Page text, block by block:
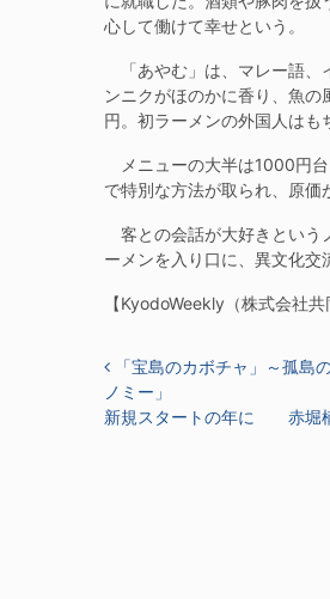
心して働けて幸せという。
「あやむ」は、マレー語、
ンニクがほのかに香り、魚
円。初ラーメンの外国人はも
メニューの大半は1000円台
で特別な方法が取られ、原価
客との会話が大好きという
ーメンを入り口に、異文化交
【KyodoWeekly（株式会社
投稿ナビゲーシ
「宝島のカボチャ」～孤
ノミー」
新規スタートの年に 赤堀